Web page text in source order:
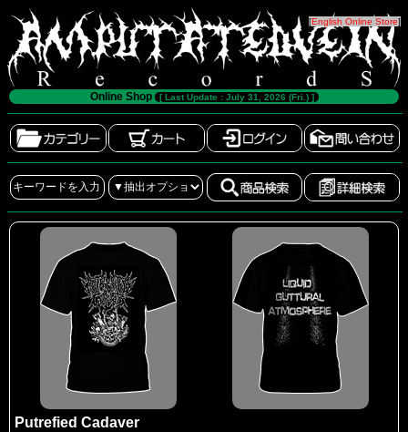
[English Online Store]
Online Shop [ Last Update : July 31, 2026 (Fri.) ]
Putrefied Cadaver